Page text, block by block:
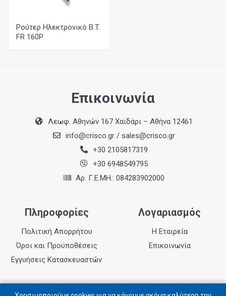
Ρούτερ Ηλεκτρονικό B.T.
FR 160P
Επικοινωνία
Λεωφ. Αθηνών 167 Χαϊδάρι – Αθήνα 12461
info@crisco.gr / sales@crisco.gr
+30 2105817319
+30 6948549795
Αρ. Γ.Ε.ΜΗ.: 084283902000
Πληροφορίες
Πολιτική Απορρήτου
Όροι και Προϋποθέσεις
Εγγυήσεις Κατασκευαστών
Λογαριασμός
Η Εταιρεία
Επικοινωνία